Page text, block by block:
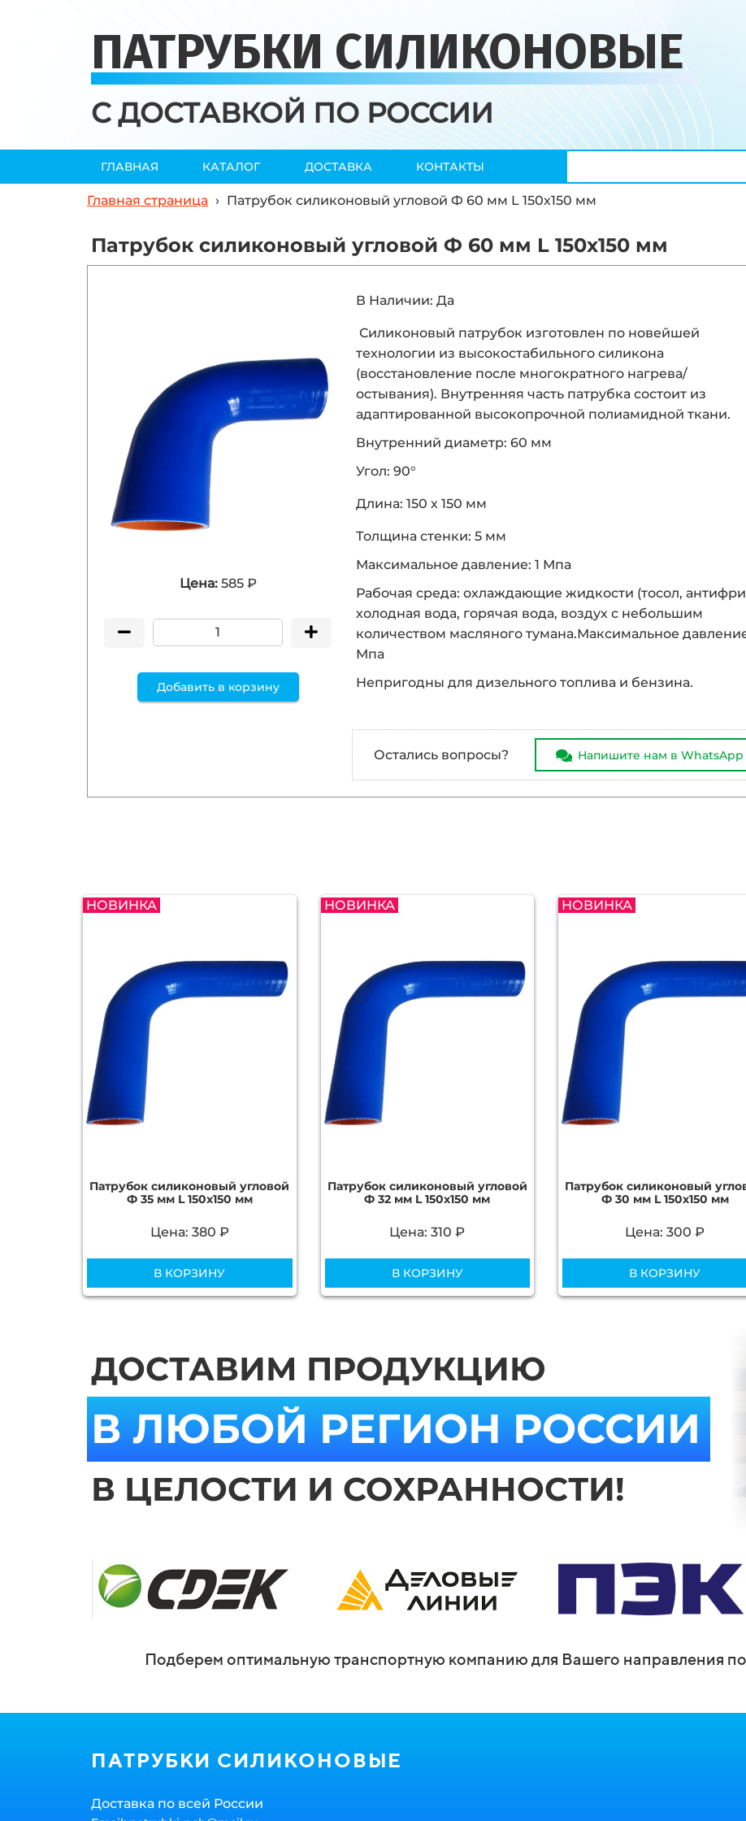
ПАТРУБКИ СИЛИКОНОВЫЕ
С ДОСТАВКОЙ ПО РОССИИ
ГЛАВНАЯ КАТАЛОГ ДОСТАВКА КОНТАКТЫ
Главная страница › Патрубок силиконовый угловой Ф 60 мм L 150х150 мм
Патрубок силиконовый угловой Ф 60 мм L 150х150 мм
Цена: 585 ₽
Добавить в корзину
В Наличии: Да
Силиконовый патрубок изготовлен по новейшей
технологии из высокостабильного силикона
(восстановление после многократного нагрева/
остывания). Внутренняя часть патрубка состоит из
адаптированной высокопрочной полиамидной ткани.
Внутренний диаметр: 60 мм
Угол: 90°
Длина: 150 х 150 мм
Толщина стенки: 5 мм
Максимальное давление: 1 Мпа
Рабочая среда: охлаждающие жидкости (тосол,
холодная вода, горячая вода, воздух с небольшим
количеством масляного тумана.Максимальное
Мпа
Непригодны для дизельного топлива и бензина.
Остались вопросы? Напишите нам в WhatsApp
НОВИНКА
Патрубок силиконовый угловой
Ф 35 мм L 150х150 мм
Цена: 380 ₽
В КОРЗИНУ
НОВИНКА
Патрубок силиконовый угловой
Ф 32 мм L 150х150 мм
Цена: 310 ₽
В КОРЗИНУ
НОВИНКА
Патрубок силиконовый
Ф 30 мм L 150х150 мм
Цена: 300 ₽
В КОРЗИНУ
ДОСТАВИМ ПРОДУКЦИЮ
В ЛЮБОЙ РЕГИОН РОССИИ
В ЦЕЛОСТИ И СОХРАННОСТИ!
Подберем оптимальную транспортную компанию для Вашего направления
ПАТРУБКИ СИЛИКОНОВЫЕ
Доставка по всей России